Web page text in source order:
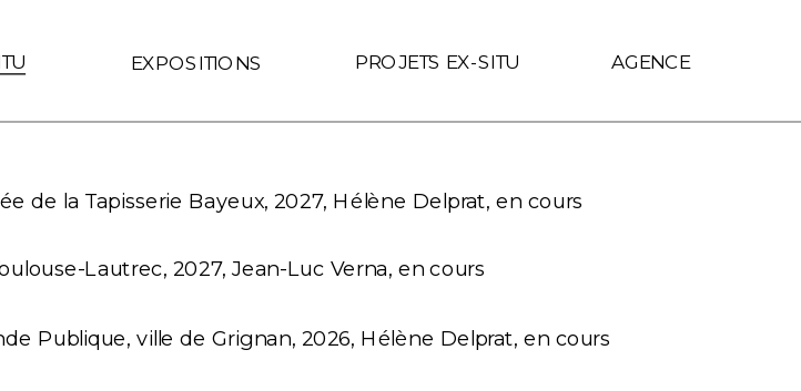
de la Tapisserie Bayeux, 2027, Hélène Delprat, en cours
Lautrec, 2027, Jean-Luc Verna, en cours
Publique, ville de Grignan, 2026, Hélène Delprat, en cours
EXPOSITIONS PROJETS EX-SITU AGENCE